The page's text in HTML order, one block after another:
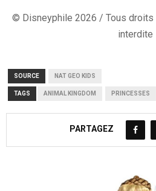
© Disneyphile 2026 / Tous
interdite
SOURCE NAT GEO KIDS
TAGS ANIMAL KINGDOM PRINCESSES
PARTAGEZ